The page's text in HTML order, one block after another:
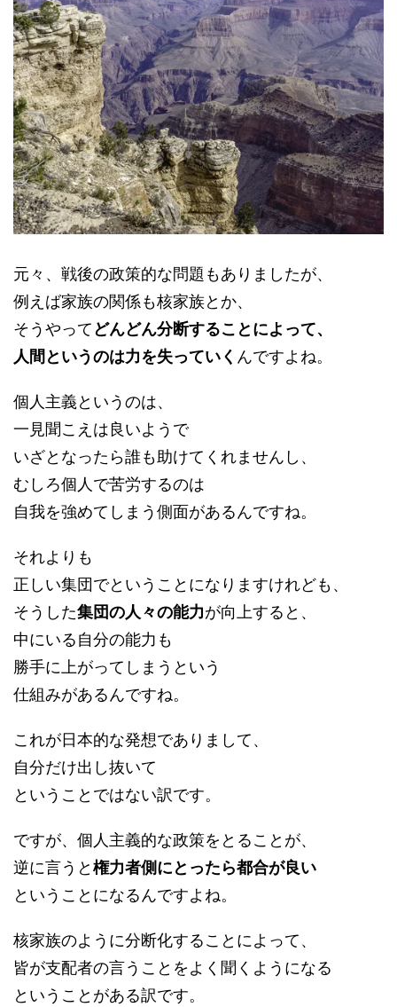
元々、戦後の政策的な問題もありましたが、
例えば家族の関係も核家族とか、
そうやって どんどん分断することによって、
人間というのは力を失っていく んですよね。
個人主義というのは、
一見聞こえは良いようで
いざとなったら誰も助けてくれませんし、
むしろ個人で苦労するのは
自我を強めてしまう側面があるんですね。
それよりも
正しい集団でということになりますけれども、
そうした集団の人々の能力が向上すると、
中にいる自分の能力も
勝手に上がってしまうという
仕組みがあるんですね。
これが日本的な発想でありまして、
自分だけ出し抜いて
ということではない訳です。
ですが、個人主義的な政策をとることが、
逆に言うと 権力者側にとったら都合が良い
ということになるんですよね。
核家族のように分断化することによって、
皆が支配者の言うことをよく聞くようになる
ということがある訳です。